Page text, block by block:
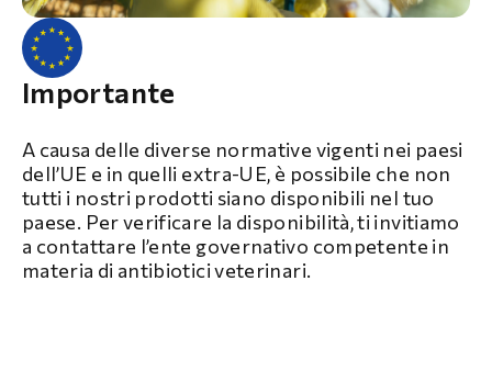
Importante
A causa delle diverse normative vigenti nei paesi
dell’UE e in quelli extra-UE, è possibile che non
tutti i nostri prodotti siano disponibili nel tuo
paese. Per verificare la disponibilità, ti invitiamo
a contattare l’ente governativo competente in
materia di antibiotici veterinari.